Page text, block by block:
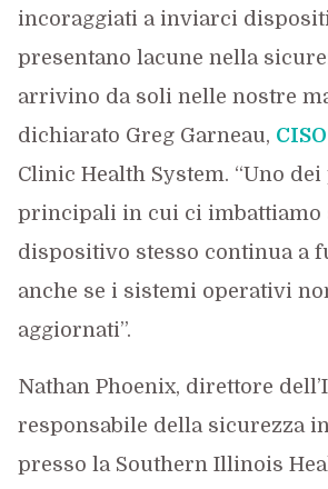
incoraggiati a inviarci
presentano lacune nella
arrivino da soli nelle nostre
dichiarato Greg Garneau, CISO
Clinic Health System. “Uno
principali in cui ci imbattiamo
dispositivo stesso continua a
anche se i sistemi operativi
aggiornati”.
Nathan Phoenix, direttore
responsabile della sicurezza
presso la Southern Illinois